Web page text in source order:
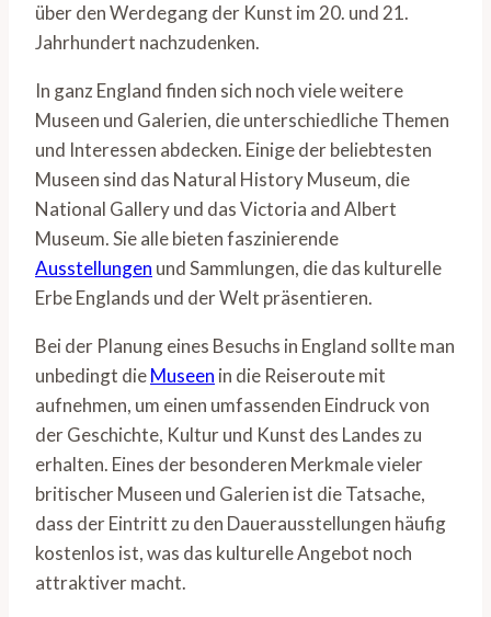
über den Werdegang der Kunst im 20. und 21.
Jahrhundert nachzudenken.
In ganz England finden sich noch viele weitere
Museen und Galerien, die unterschiedliche Themen
und Interessen abdecken. Einige der beliebtesten
Museen sind das Natural History Museum, die
National Gallery und das Victoria and Albert
Museum. Sie alle bieten faszinierende
Ausstellungen und Sammlungen, die das kulturelle
Erbe Englands und der Welt präsentieren.
Bei der Planung eines Besuchs in England sollte man
unbedingt dieMuseen in die Reiseroute mit
aufnehmen, um einen umfassenden Eindruck von
der Geschichte, Kultur und Kunst des Landes zu
erhalten. Eines der besonderen Merkmale vieler
britischer Museen und Galerien ist die Tatsache,
dass der Eintritt zu den Dauerausstellungen häufig
kostenlos ist, was das kulturelle Angebot noch
attraktiver macht.